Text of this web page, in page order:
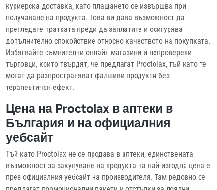
куриерска доставка, като плащането се извършва при
получаване на продукта. Това ви дава възможност да
прегледате пратката преди да заплатите и осигурява
допълнително спокойствие относно качеството на покупката.
Избягвайте съмнителни онлайн магазини и непроверени
търговци, които твърдят, че предлагат Proctolax, тъй като те
могат да разпространяват фалшиви продукти без
терапевтичен ефект.
Цена на Proctolax в аптеки в
България и на официалния
уебсайт
Тъй като Proctolax не се продава в аптеки, единствената
възможност за закупуване на продукта на най-изгодна цена е
през официалния уебсайт на производителя. Там редовно се